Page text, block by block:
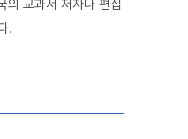
교과서 저자나 편집
.